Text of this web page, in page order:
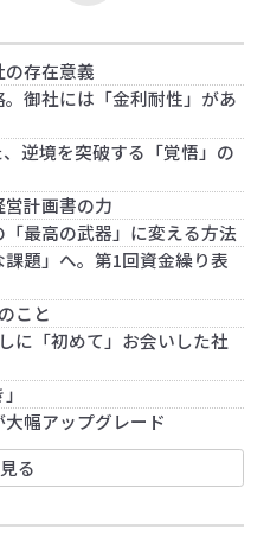
存在意義
御社には「金利耐性」があ
逆境を突破する「覚悟」の
計画書の力
最高の武器」に変える方法
課題」へ。第1回資金繰り表
こと
に「初めて」お会いした社
幅アップグレード
る